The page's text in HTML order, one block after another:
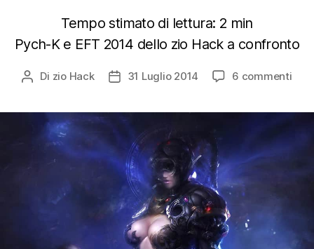
Tempo stimato di lettura: 2 min
Pych-K e EFT 2014 dello zio Hack a confronto
Autore
Di zio Hack
Data31 Luglio 2014 6 commentisu
K